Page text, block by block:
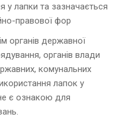
у лапки та зазначається
правової фор
органів державної
органів влади
комунальних
лапок у
є ознакою для